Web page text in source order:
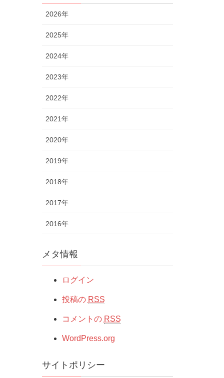
2026年
2025年
2024年
2023年
2022年
2021年
2020年
2019年
2018年
2017年
2016年
メタ情報
ログイン
投稿の RSS
コメントの RSS
WordPress.org
サイトポリシー